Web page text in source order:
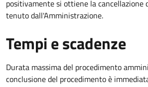
positivamente si ottiene la cancellazione
tenuto dall'Amministrazione.
Tempi e scadenze
Durata massima del procedimento
conclusione del procedimento è